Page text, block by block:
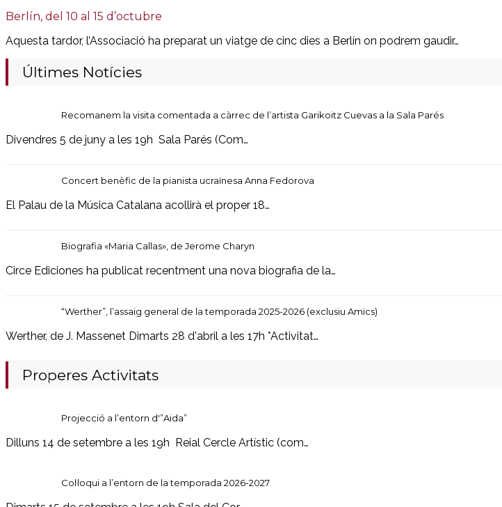
Berlín, del 10 al 15 d’octubre
Aquesta tardor, l’Associació ha preparat un viatge de cinc dies a Berlín on podrem gaudir…
Últimes Notícies
Recomanem la visita comentada a càrrec de l’artista Garikoitz Cuevas a la Sala Parés
Divendres 5 de juny a les 19h Sala Parés (Com…
Concert benèfic de la pianista ucraïnesa Anna Fedorova
El Palau de la Música Catalana acollirà el proper 18…
Biografia «Maria Callas», de Jerome Charyn
Circe Ediciones ha publicat recentment una nova biografia de la…
“Werther”, l’assaig general de la temporada 2025-2026 (exclusiu Amics)
Werther, de J. Massenet Dimarts 28 d'abril a les 17h *Activitat…
Properes Activitats
Projecció a l’entorn d'”Aida”
Dilluns 14 de setembre a les 19h Reial Cercle Artístic (com…
Col·loqui a l’entorn de la temporada 2026-2027